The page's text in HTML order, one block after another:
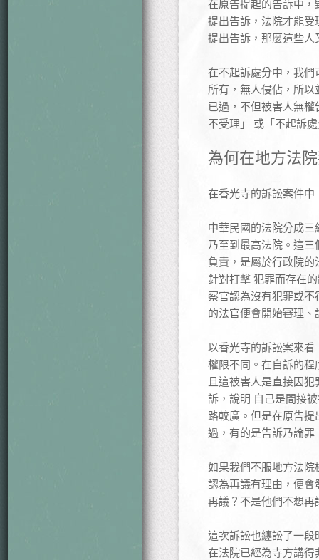
在原告提起的告訴中
提出告訴，法院才能
提出告訴，那麼這些
在不起訴處分中，我
所有，無人侵佔，所
已過，不但被害人無
不受理」 或「不起訴
為何在地方法
在香光寺的訴訟案件
中華民國的法院分成
乃至到最高法院。這
負責，是屬於行政院
針對打擊 犯罪而存在
察官認為沒有犯罪或
的法官便會開始審理
以香光寺的訴訟案來
權限不同。在自訴的
且這被害人是直接因
訴，說明 自己是間接
路較廣。但是在原告
過，有的是告訴乃論罪
如果我們不服地方法
認為再議有理由，便
再議？不是他們不想
這次訴訟也纏訟了一
在法院已經為寺方講